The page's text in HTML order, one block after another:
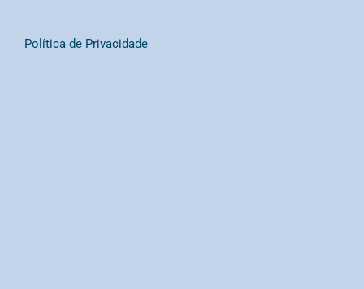
Política de Privacidade